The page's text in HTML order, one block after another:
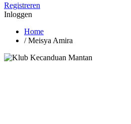
Registreren
Inloggen
Home
/ Meisya Amira